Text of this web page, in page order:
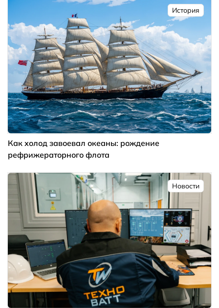
История
Как холод завоевал океаны: рождение
рефрижераторного флота
Новости